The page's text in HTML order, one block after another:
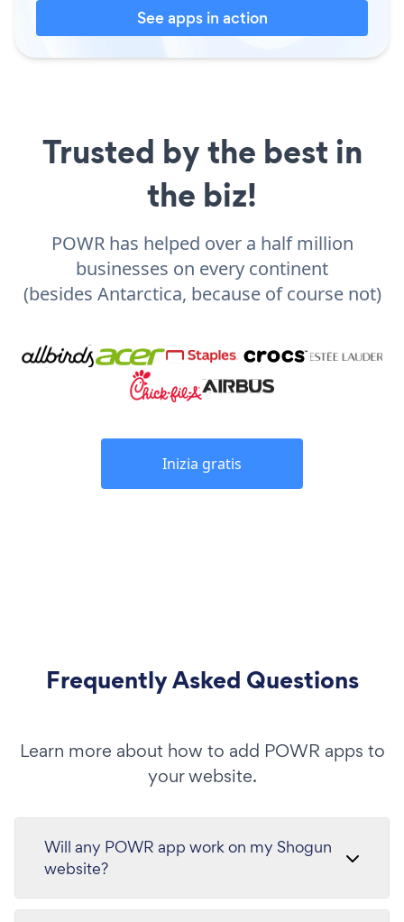
See apps in action
Trusted by the best in
the biz!
POWR has helped over a half million
businesses on every continent
(besides Antarctica, because of course not)
Inizia gratis
Frequently Asked Questions
Learn more about how to add POWR apps to
your website.
Will any POWR app work on my Shogun
website?